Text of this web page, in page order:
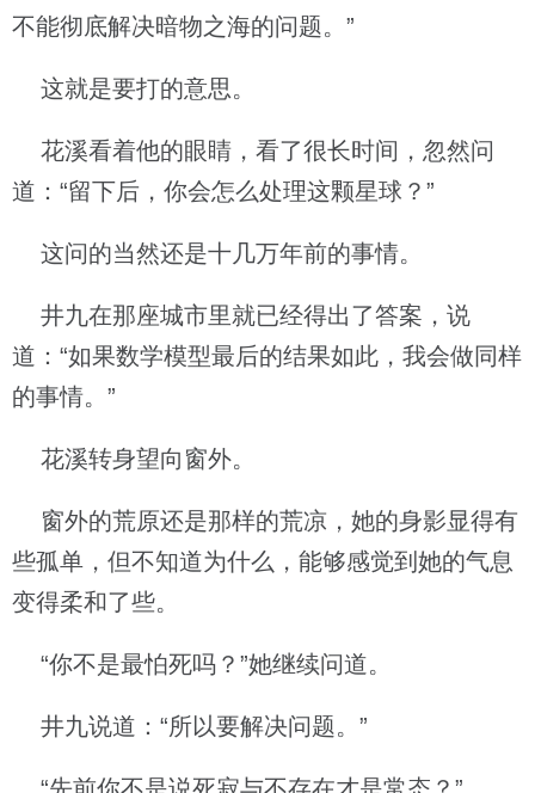
不能彻底解决暗物之海的问题。”
这就是要打的意思。
花溪看着他的眼睛，看了很长时间，忽然问
道：“留下后，你会怎么处理这颗星球？”
这问的当然还是十几万年前的事情。
井九在那座城市里就已经得出了答案，说
道：“如果数学模型最后的结果如此，我会做同样
的事情。”
花溪转身望向窗外。
窗外的荒原还是那样的荒凉，她的身影显得有
些孤单，但不知道为什么，能够感觉到她的气息
变得柔和了些。
“你不是最怕死吗？”她继续问道。
井九说道：“所以要解决问题。”